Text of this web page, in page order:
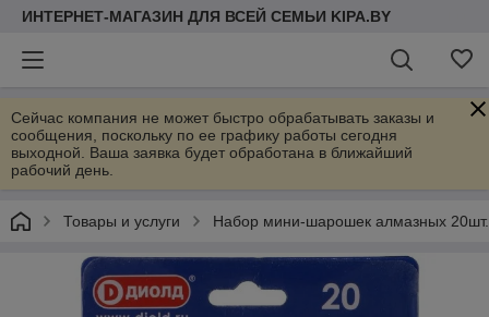
ИНТЕРНЕТ-МАГАЗИН ДЛЯ ВСЕЙ СЕМЬИ KIPA.BY
Сейчас компания не может быстро обрабатывать заказы и
сообщения, поскольку по ее графику работы сегодня
выходной. Ваша заявка будет обработана в ближайший
рабочий день.
Товары и услуги Набор мини-шарошек алмазных